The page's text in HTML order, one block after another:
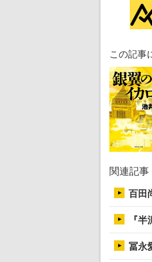
この記事
関連記事
百田
『
冨永